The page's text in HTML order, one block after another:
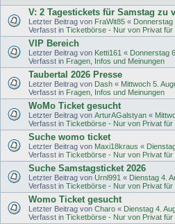
V: 2 Tagestickets für Samstag zu
Letzter Beitrag von FraWit85 « Donnerstag
Verfasst in Ticketbörse - Nur von Privat für
VIP Bereich
Letzter Beitrag von Ketti161 « Donnerstag
Verfasst in Fragen, Infos und Meinungen
Taubertal 2026 Presse
Letzter Beitrag von Dash « Mittwoch 5.
Verfasst in Fragen, Infos und Meinungen
WoMo Ticket gesucht
Letzter Beitrag von ArturAGalstyan «
Verfasst in Ticketbörse - Nur von Privat für
Suche womo ticket
Letzter Beitrag von Maxi18kraus «
Verfasst in Ticketbörse - Nur von Privat für
Suche Samstagsticket 2026
Letzter Beitrag von Urnl991 « Dienstag 4.
Verfasst in Ticketbörse - Nur von Privat für
Womo Ticket gesucht
Letzter Beitrag von Charo « Dienstag 4.
Verfasst in Ticketbörse - Nur von Privat für